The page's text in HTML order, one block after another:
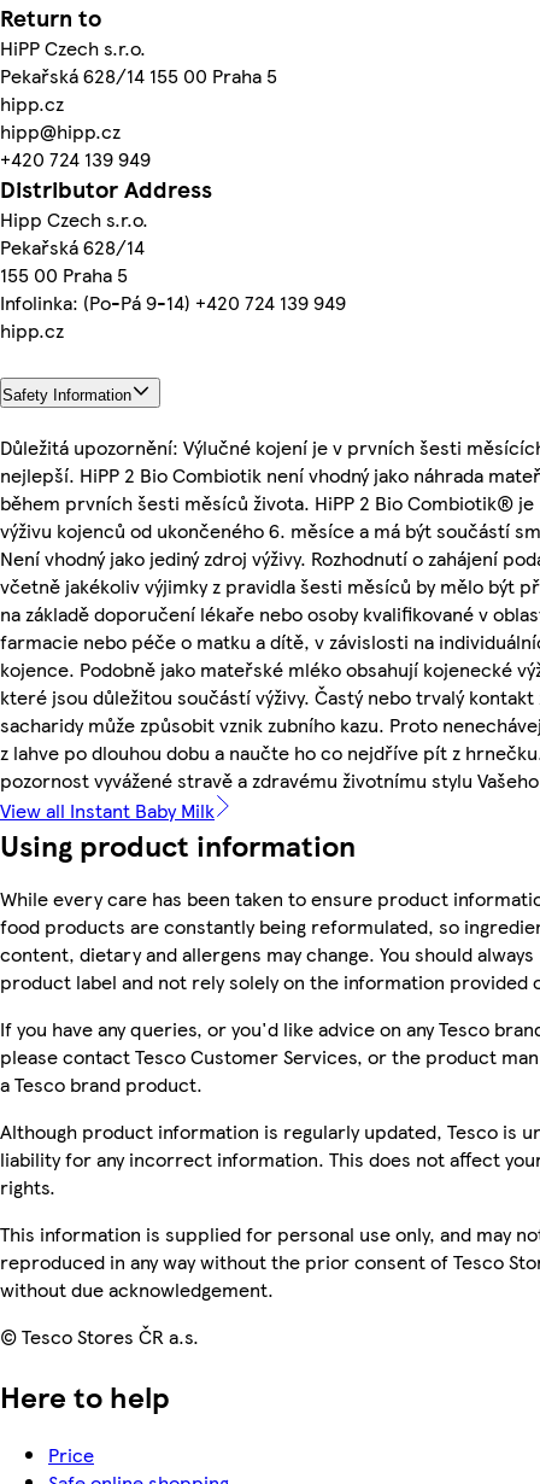
Return to
HiPP Czech s.r.o.
Pekařská 628/14 155 00 Praha 5
hipp.cz
hipp@hipp.cz
+420 724 139 949
Distributor Address
Hipp Czech s.r.o.
Pekařská 628/14
155 00 Praha 5
Infolinka: (Po-Pá 9-14) +420 724 139 949
hipp.cz
Safety Information
Důležitá upozornění: Výlučné kojení je v prvních šesti
nejlepší. HiPP 2 Bio Combiotik není vhodný jako náhrada
během prvních šesti měsíců života. HiPP 2 Bio Combiotik®
výživu kojenců od ukončeného 6. měsíce a má být součástí
Není vhodný jako jediný zdroj výživy. Rozhodnutí o zahájení
včetně jakékoliv výjimky z pravidla šesti měsíců by mělo být
na základě doporučení lékaře nebo osoby kvalifikované v
farmacie nebo péče o matku a dítě, v závislosti na
kojence. Podobně jako mateřské mléko obsahují kojenecké
které jsou důležitou součástí výživy. Častý nebo trvalý kontakt
sacharidy může způsobit vznik zubního kazu. Proto
z lahve po dlouhou dobu a naučte ho co nejdříve pít z
pozornost vyvážené stravě a zdravému životnímu stylu
View all Instant Baby Milk
Using product information
While every care has been taken to ensure product
food products are constantly being reformulated, so
content, dietary and allergens may change. You should
product label and not rely solely on the information provided
If you have any queries, or you'd like advice on any Tesco
please contact Tesco Customer Services, or the product
a Tesco brand product.
Although product information is regularly updated, Tesco is
liability for any incorrect information. This does not affect
rights.
This information is supplied for personal use only, and may
reproduced in any way without the prior consent of Tesco
without due acknowledgement.
© Tesco Stores ČR a.s.
Here to help
Price